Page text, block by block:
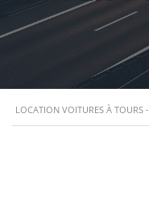
LOCATION VOITURES À TOURS